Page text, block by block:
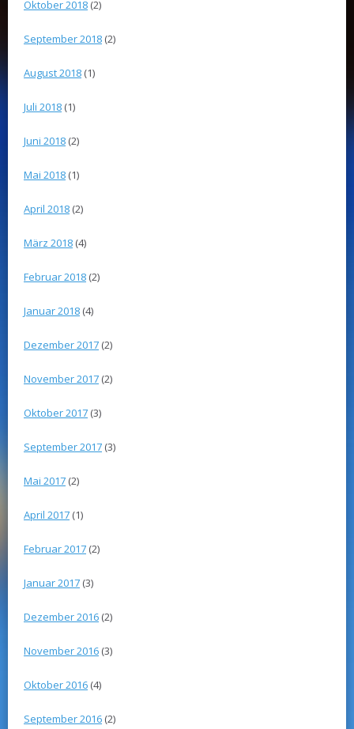
Oktober 2018 (2)
September 2018 (2)
August 2018 (1)
Juli 2018 (1)
Juni 2018 (2)
Mai 2018 (1)
April 2018 (2)
März 2018 (4)
Februar 2018 (2)
Januar 2018 (4)
Dezember 2017 (2)
November 2017 (2)
Oktober 2017 (3)
September 2017 (3)
Mai 2017 (2)
April 2017 (1)
Februar 2017 (2)
Januar 2017 (3)
Dezember 2016 (2)
November 2016 (3)
Oktober 2016 (4)
September 2016 (2)